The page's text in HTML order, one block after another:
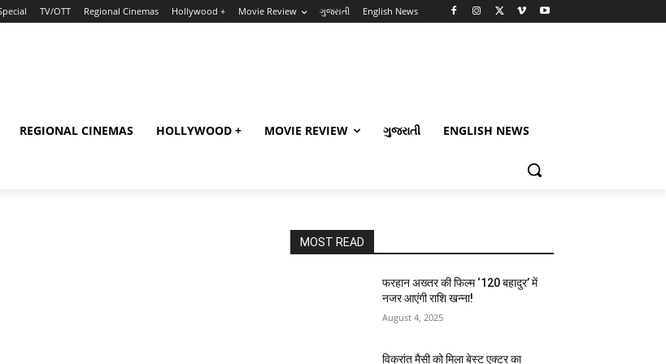
TV/OTT Regional Cinemas Hollywood + Movie Review ગુજરાતી English News
REGIONAL CINEMAS HOLLYWOOD + MOVIE REVIEW ગુજરાતી ENGLISH NEWS
MOST READ
फरहान अख्तर की फिल्म ‘120 बहादुर’ में
नजर आएंगी राशि खन्ना!
August 4, 2025
विक्रांत मैसी को मिला बेस्ट एक्टर का